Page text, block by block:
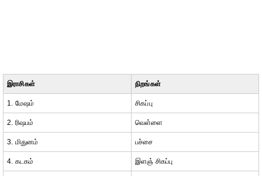
இராசிகள் நிறங்கள்
1. மேஷம் சிகப்பு
2. ரிஷபம் வெள்ளை
3. மிதுனம் பச்சை
4. கடகம் இளஞ் சிகப்பு